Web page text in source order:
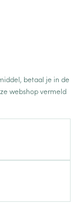
betaal je in de
webshop vermeld